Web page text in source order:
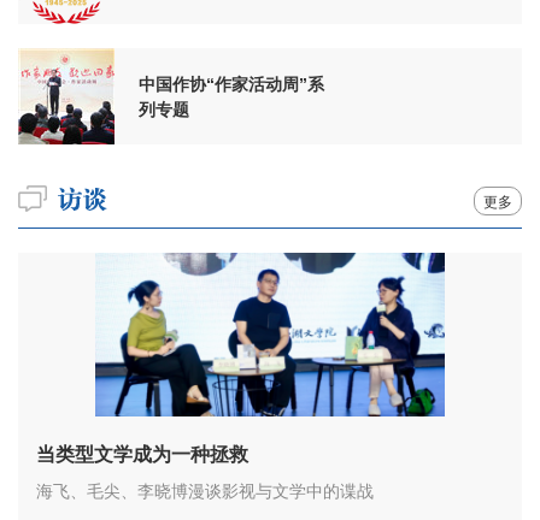
中国作协“作家活动周”系
列专题
更多
当类型文学成为一种拯救
海飞、毛尖、李晓博漫谈影视与文学中的谍战